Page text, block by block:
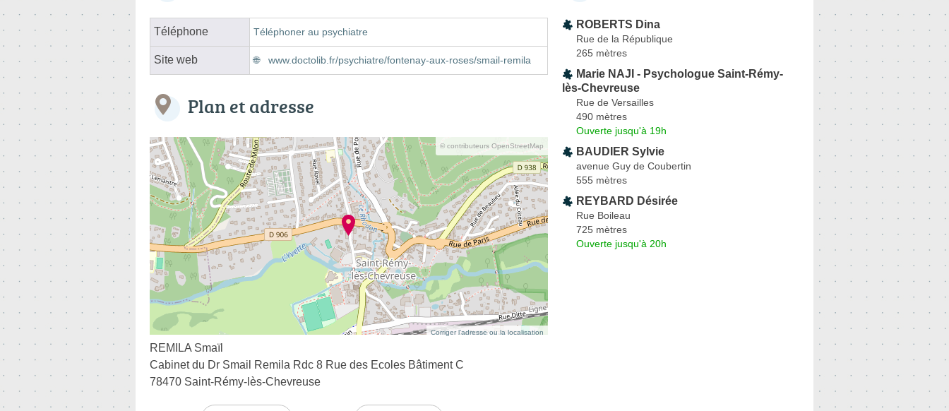
Téléphone Téléphoner au psychiatre
Site web www.doctolib.fr/psychiatre/fontenay-aux-roses/smail-remila
Plan et adresse
© contributeurs OpenStreetMap
Corriger l’adresse ou la localisation
REMILA Smaïl
Cabinet du Dr Smail Remila Rdc 8 Rue des Ecoles Bâtiment C
78470 Saint-Rémy-lès-Chevreuse
ROBERTS Dina
Rue de la République
265 mètres
Marie NAJI - Psychologue Saint-Rémy-
lès-Chevreuse
Rue de Versailles
490 mètres
Ouverte jusqu'à 19h
BAUDIER Sylvie
avenue Guy de Coubertin
555 mètres
REYBARD Désirée
Rue Boileau
725 mètres
Ouverte jusqu'à 20h